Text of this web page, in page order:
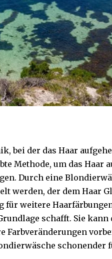
bei der das Haar
Methode, um das Haar
Durch eine
werden, der dem Haar
weitere
schafft. Sie kann
Farbveränderungen
schonender